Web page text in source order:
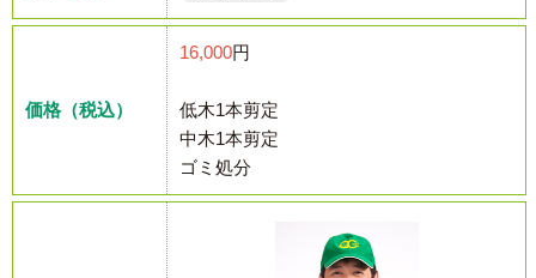
価格（税込）
16,000円
低木1本剪定
中木1本剪定
ゴミ処分